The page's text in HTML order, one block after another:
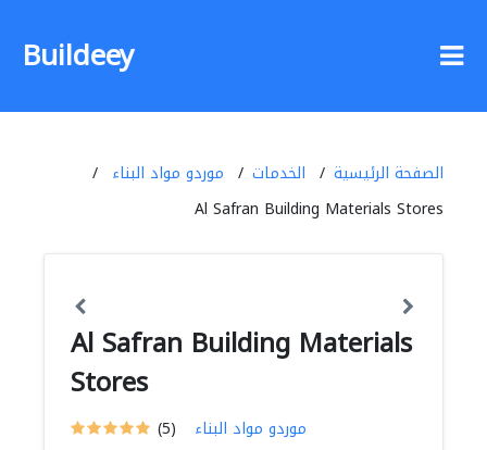
Buildeey
الصفحة الرئيسية الخدمات
موردو مواد البناء
Al Safran Building Materials Stores
Al Safran Building Materials
Stores
(5) موردو مواد البناء